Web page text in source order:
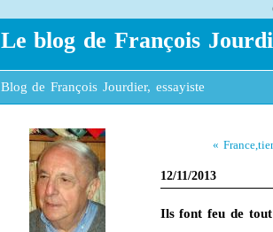
Le blog de François
Blog de François Jourdier, essayiste
«
12/11/2013
Ils font feu de